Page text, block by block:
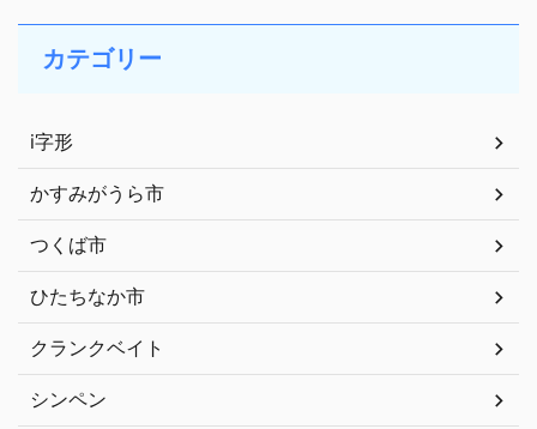
カテゴリー
i字形
かすみがうら市
つくば市
ひたちなか市
クランクベイト
シンペン